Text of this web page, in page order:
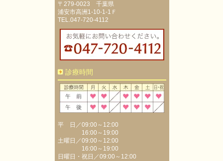
〒279-0023 千葉県
浦安市高洲1-10-1-1Ｆ
TEL.047-720-4112
診療時間
平 日／09:00～12:00
16:00～19:00
土曜日／09:00～12:00
16:00～19:00
日曜日・祝日／09:00～12:00